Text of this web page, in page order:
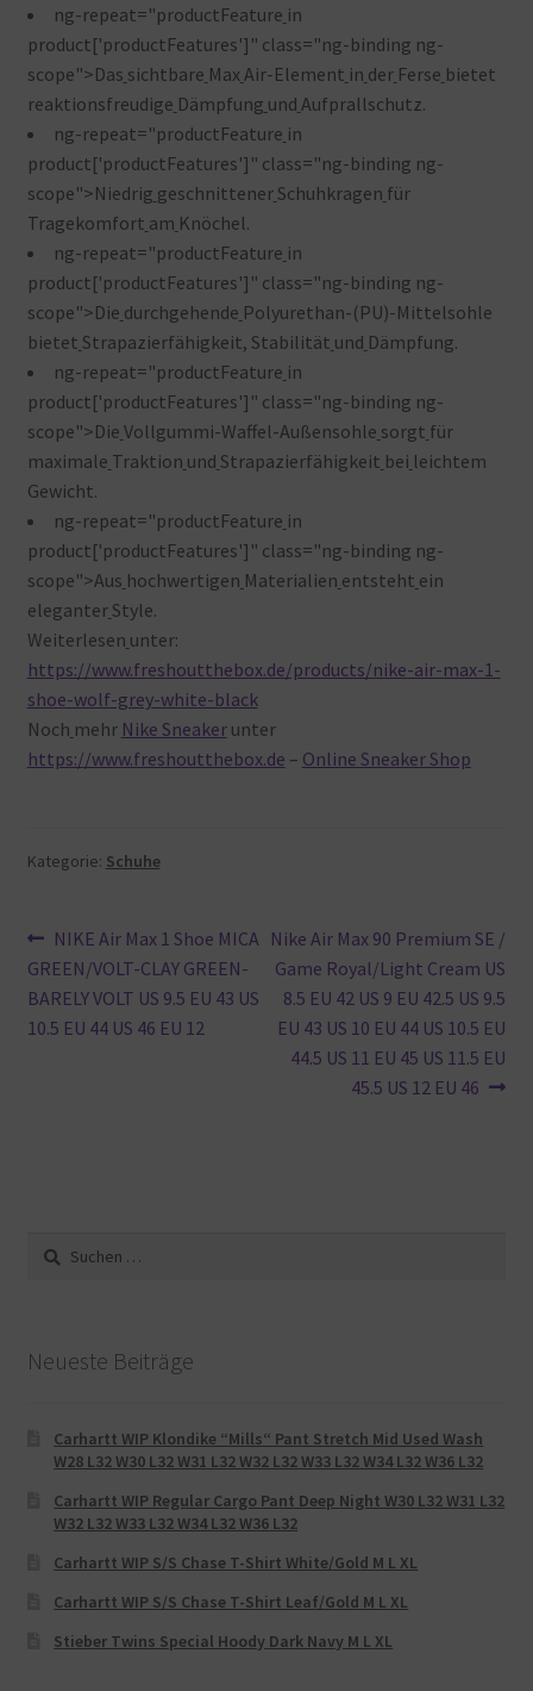
ng-repeat="productFeature in
product['productFeatures']" class="ng-binding ng-
scope">Das sichtbare Max Air-Element in der Ferse bietet
reaktionsfreudige Dämpfung und Aufprallschutz.
ng-repeat="productFeature in
product['productFeatures']" class="ng-binding ng-
scope">Niedrig geschnittener Schuhkragen für
Tragekomfort am Knöchel.
ng-repeat="productFeature in
product['productFeatures']" class="ng-binding ng-
scope">Die durchgehende Polyurethan-(PU)-Mittelsohle
bietet Strapazierfähigkeit, Stabilität und Dämpfung.
ng-repeat="productFeature in
product['productFeatures']" class="ng-binding ng-
scope">Die Vollgummi-Waffel-Außensohle sorgt für
maximale Traktion und Strapazierfähigkeit bei leichtem
Gewicht.
ng-repeat="productFeature in
product['productFeatures']" class="ng-binding ng-
scope">Aus hochwertigen Materialien entsteht ein
eleganter Style.
Weiterlesen unter:
https://www.freshoutthebox.de/products/nike-air-max-1-
shoe-wolf-grey-white-black
Noch mehr Nike Sneakerunter
https://www.freshoutthebox.de – Online Sneaker Shop
Kategorie: Schuhe
Beitragsnavigation
Vorheriger
Beitrag:
NIKE Air Max 1 Shoe MICA
GREEN/VOLT-CLAY GREEN-
BARELY VOLT US 9.5 EU 43 US
10.5 EU 44 US 46 EU 12
Nächster
Beitrag:
Nike Air Max 90 Premium SE /
Game Royal/Light Cream US
8.5 EU 42 US 9 EU 42.5 US 9.5
EU 43 US 10 EU 44 US 10.5 EU
44.5 US 11 EU 45 US 11.5 EU
45.5 US 12 EU 46
Suche
nach:
Neueste Beiträge
Carhartt WIP Klondike “Mills“ Pant Stretch Mid Used Wash
W28 L32 W30 L32 W31 L32 W32 L32 W33 L32 W34 L32 W36 L32
Carhartt WIP Regular Cargo Pant Deep Night W30 L32 W31 L32
W32 L32 W33 L32 W34 L32 W36 L32
Carhartt WIP S/S Chase T-Shirt White/Gold M L XL
Carhartt WIP S/S Chase T-Shirt Leaf/Gold M L XL
Stieber Twins Special Hoody Dark Navy M L XL